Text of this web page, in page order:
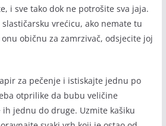
i sve tako dok ne potrošite sva jaja.
vrećicu, ako nemate tu
običnu za zamrzivač, odsjecite joj
za pečenje i istiskajte jednu po
otprilike da bubu veličine
ih jednu do druge. Uzmite kašiku